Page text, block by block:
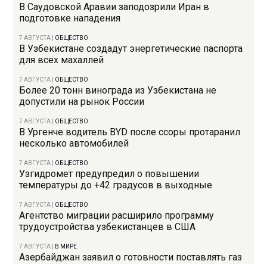
В Саудовской Аравии заподозрили Иран в
подготовке нападения
7 АВГУСТА ОБЩЕСТВО
В Узбекистане создадут энергетические паспорта
для всех махаллей
7 АВГУСТА ОБЩЕСТВО
Более 20 тонн винограда из Узбекистана не
допустили на рынок России
7 АВГУСТА ОБЩЕСТВО
В Ургенче водитель BYD после ссоры протаранил
несколько автомобилей
7 АВГУСТА ОБЩЕСТВО
Узгидромет предупредил о повышении
температуры до +42 градусов в выходные
7 АВГУСТА ОБЩЕСТВО
Агентство миграции расширило программу
трудоустройства узбекистанцев в США
7 АВГУСТА В МИРЕ
Азербайджан заявил о готовности поставлять газ